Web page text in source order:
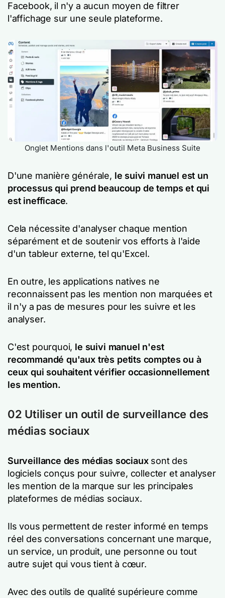
Facebook, il n'y a aucun moyen de filtrer
l'affichage sur une seule plateforme.
Onglet Mentions dans l'outil Meta Business Suite
D'une manière générale, le suivi manuel est un
processus qui prend beaucoup de temps et qui
est inefficace.
Cela nécessite d'analyser chaque mention
séparément et de soutenir vos efforts à l'aide
d'un tableur externe, tel qu'Excel.
En outre, les applications natives ne
reconnaissent pas les mention non marquées et
il n'y a pas de mesures pour les suivre et les
analyser.
C'est pourquoi, le suivi manuel n'est
recommandé qu'aux très petits comptes ou à
ceux qui souhaitent vérifier occasionnellement
les mention.
02 Utiliser un outil de surveillance des
médias sociaux
Surveillance des médias sociauxsont des
logiciels conçus pour suivre, collecter et analyser
les mention de la marque sur les principales
plateformes de médias sociaux.
Ils vous permettent de rester informé en temps
réel des conversations concernant une marque,
un service, un produit, une personne ou tout
autre sujet qui vous tient à cœur.
Avec des outils de qualité supérieure comme